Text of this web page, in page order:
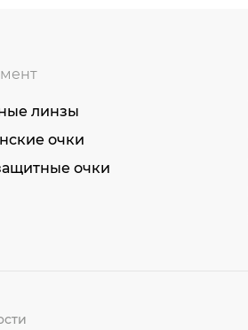
линзы
очки
очки